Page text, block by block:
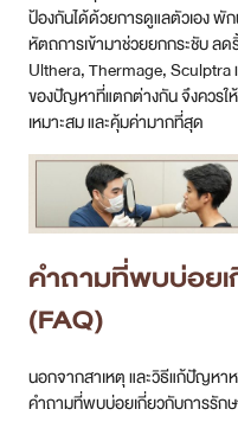
คำถามที่พบบ่อยเ
(FAQ)
นอกจากสาเหตุ และวิธีแก้ปัญหา
คำถามที่พบบ่อยเกี่ยวกับการรั
รักษาปัญหาหน้าเหี่ยววิ
รักษาปัญหาหน้าเหี่ยวด้ว
Ulthera คืออะไร ย้อนวั